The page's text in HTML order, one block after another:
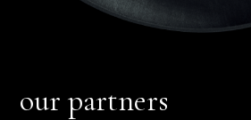
our partners